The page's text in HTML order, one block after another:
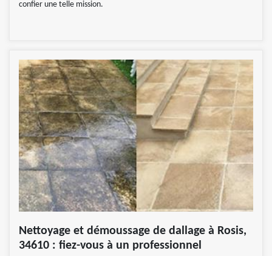
confier une telle mission.
Nettoyage et démoussage de dallage à Rosis,
34610 : fiez-vous à un professionnel